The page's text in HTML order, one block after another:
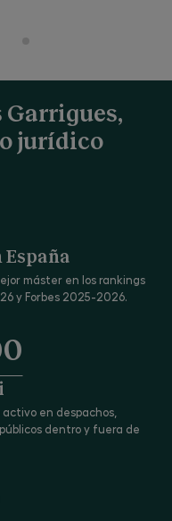
Garrigues,
jurídico
España
máster en los rankings
y Forbes 2025-2026.
en despachos,
dentro y fuera de